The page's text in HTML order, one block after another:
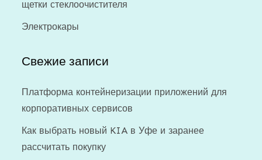
щетки стеклоочистителя
Электрокары
Свежие записи
Платформа контейнеризации приложений для
корпоративных сервисов
Как выбрать новый KIA в Уфе и заранее
рассчитать покупку